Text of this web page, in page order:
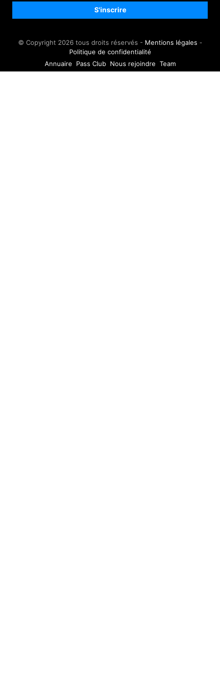
© Copyright 2026 tous droits réservés - Mentions légales -
Politique de confidentialité
Annuaire
Pass Club Nous rejoindre Team